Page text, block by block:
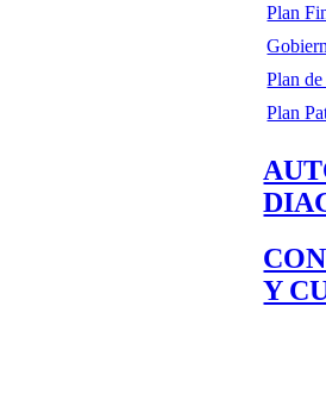
Plan
Plan
Plan
Y